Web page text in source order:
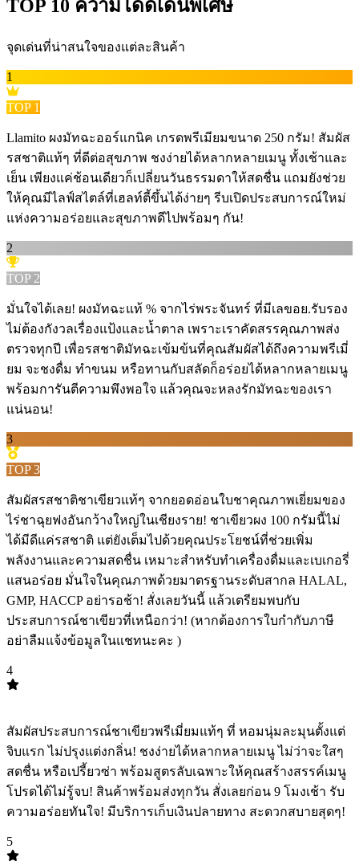
TOP 10 ความโดดเด่นพิเศษ
จุดเด่นที่น่าสนใจของแต่ละสินค้า
1
TOP 1
Llamito ผงมัทฉะออร์แกนิค เกรดพรีเมียมขนาด 250 กรัม! สัมผัส
รสชาติแท้ๆ ที่ดีต่อสุขภาพ ชงง่ายได้หลากหลายเมนู ทั้งเช้าและ
เย็น เพียงแค่ช้อนเดียวก็เปลี่ยนวันธรรมดาให้สดชื่น แถมยังช่วย
ให้คุณมีไลฟ์สไตล์ที่เฮลท์ตี้ขึ้นได้ง่ายๆ รีบเปิดประสบการณ์ใหม่
แห่งความอร่อยและสุขภาพดีไปพร้อมๆ กัน!
2
TOP 2
มั่นใจได้เลย! ผงมัทฉะแท้ % จากไร่พระจันทร์ ที่มีเลขอย.รับรอง
ไม่ต้องกังวลเรื่องแป้งและน้ำตาล เพราะเราคัดสรรคุณภาพส่ง
ตรวจทุกปี เพื่อรสชาติมัทฉะเข้มข้นที่คุณสัมผัสได้ถึงความพรีเมี่
ยม จะชงดื่ม ทำขนม หรือทานกับสลัดก็อร่อยได้หลากหลายเมนู
พร้อมการันตีความพึงพอใจ แล้วคุณจะหลงรักมัทฉะของเรา
แน่นอน!
3
TOP3
สัมผัสรสชาติชาเขียวแท้ๆ จากยอดอ่อนใบชาคุณภาพเยี่ยมของ
ไร่ชาฉุยฟงอันกว้างใหญ่ในเชียงราย! ชาเขียวผง 100 กรัมนี้ไม่
ได้มีดีแค่รสชาติ แต่ยังเต็มไปด้วยคุณประโยชน์ที่ช่วยเพิ่ม
พลังงานและความสดชื่น เหมาะสำหรับทำเครื่องดื่มและเบเกอรี่
แสนอร่อย มั่นใจในคุณภาพด้วยมาตรฐานระดับสากล HALAL,
GMP, HACCP อย่ารอช้า! สั่งเลยวันนี้ แล้วเตรียมพบกับ
ประสบการณ์ชาเขียวที่เหนือกว่า! (หากต้องการใบกำกับภาษี
อย่าลืมแจ้งข้อมูลในแชทนะคะ )
4
สัมผัสประสบการณ์ชาเขียวพรีเมี่ยมแท้ๆ ที่ หอมนุ่มละมุนตั้งแต่
จิบแรก ไม่ปรุงแต่งกลิ่น! ชงง่ายได้หลากหลายเมนู ไม่ว่าจะใสๆ
สดชื่น หรือเปรี้ยวซ่า พร้อมสูตรลับเฉพาะให้คุณสร้างสรรค์เมนู
โปรดได้ไม่รู้จบ! สินค้าพร้อมส่งทุกวัน สั่งเลยก่อน 9 โมงเช้า รับ
ความอร่อยทันใจ! มีบริการเก็บเงินปลายทาง สะดวกสบายสุดๆ!
5